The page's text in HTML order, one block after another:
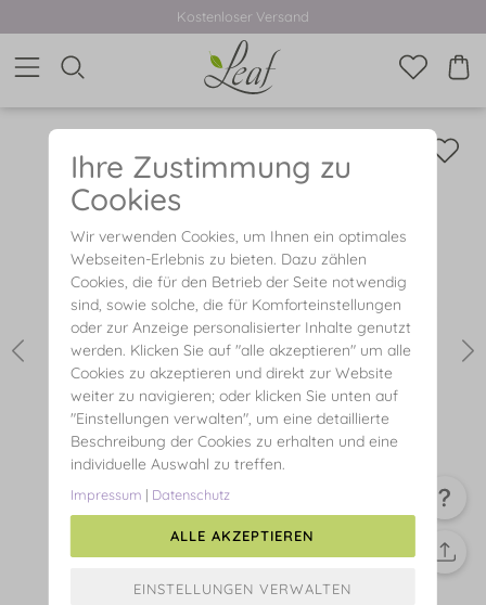
Kostenloser Versand
Ihre Zustimmung zu
Cookies
Wir verwenden Cookies, um Ihnen ein optimales
Webseiten-Erlebnis zu bieten. Dazu zählen
Cookies, die für den Betrieb der Seite notwendig
sind, sowie solche, die für Komforteinstellungen
oder zur Anzeige personalisierter Inhalte genutzt
werden. Klicken Sie auf "alle akzeptieren" um alle
Cookies zu akzeptieren und direkt zur Website
weiter zu navigieren; oder klicken Sie unten auf
"Einstellungen verwalten", um eine detaillierte
Beschreibung der Cookies zu erhalten und eine
individuelle Auswahl zu treffen.
Impressum | Datenschutz
ALLE AKZEPTIEREN